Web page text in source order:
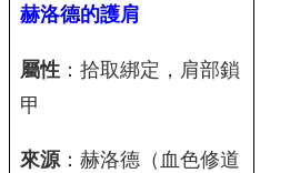
赫洛德的護肩
屬性：拾取綁定，肩部鎖
甲
來源：赫洛德（血色修道